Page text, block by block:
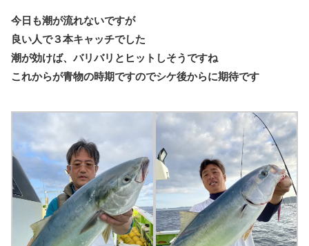
今日も潮が流れないですが
良い人で３本キャッチでした
潮が効けば、バリバリとヒットしそうですね
これからが青物の時期ですのでシケ後からに期待です